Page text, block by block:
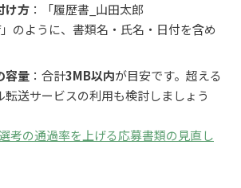
け方 ：「履歴書_山田太郎
」のように、書類名・氏名・日付を含め
容量 ：合計3MB以内が目安です。超える
転送サービスの利用も検討しましょう
考の通過率を上げる応募書類の見直し